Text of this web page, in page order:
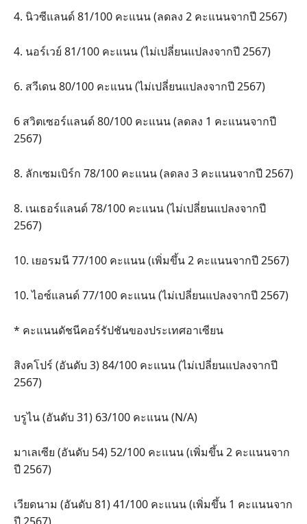
4. นิวซีแลนด์ 81/100 คะแนน (ลดลง 2 คะแนนจากปี 2567)
4. นอร์เวย์ 81/100 คะแนน (ไม่เปลี่ยนแปลงจากปี 2567)
6. สวีเดน 80/100 คะแนน (ไม่เปลี่ยนแปลงจากปี 2567)
6 สวิตเซอร์แลนด์ 80/100 คะแนน (ลดลง 1 คะแนนจากปี
2567)
8. ลักเซมเบิร์ก 78/100 คะแนน (ลดลง 3 คะแนนจากปี 2567)
8. เนเธอร์แลนด์ 78/100 คะแนน (ไม่เปลี่ยนแปลงจากปี
2567)
10. เยอรมนี 77/100 คะแนน (เพิ่มขึ้น 2 คะแนนจากปี 2567)
10. ไอซ์แลนด์ 77/100 คะแนน (ไม่เปลี่ยนแปลงจากปี 2567)
* คะแนนดัชนีคอร์รัปชันของประเทศอาเซียน
สิงคโปร์ (อันดับ 3) 84/100 คะแนน (ไม่เปลี่ยนแปลงจากปี
2567)
บรูไน (อันดับ 31) 63/100 คะแนน (N/A)
มาเลเซีย (อันดับ 54) 52/100 คะแนน (เพิ่มขึ้น 2 คะแนนจาก
ปี 2567)
เวียดนาม (อันดับ 81) 41/100 คะแนน (เพิ่มขึ้น 1 คะแนนจาก